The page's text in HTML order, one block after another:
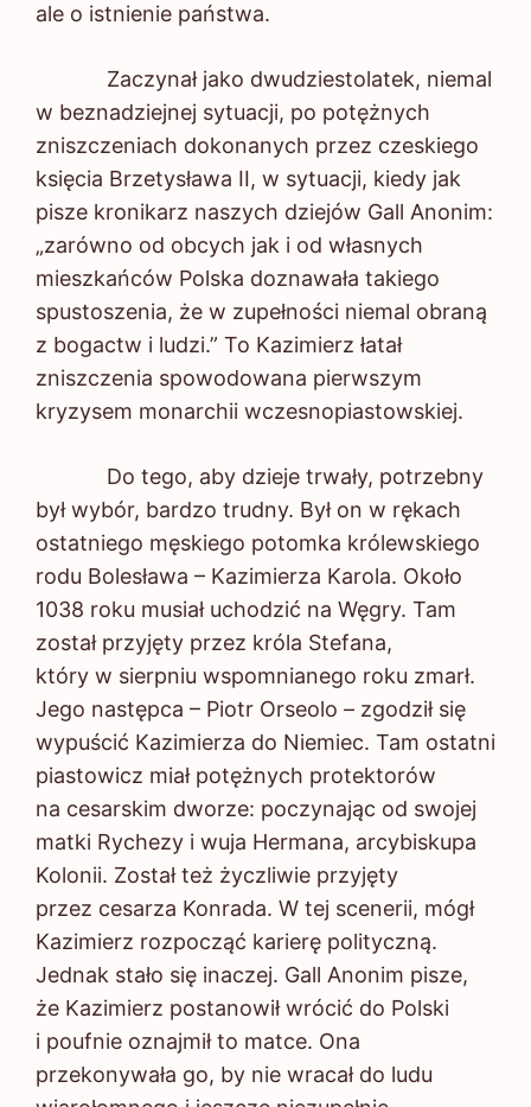
ale o istnienie państwa.
Zaczynał jako dwudziestolatek, niemal
w beznadziejnej sytuacji, po potężnych
zniszczeniach dokonanych przez czeskiego
księcia Brzetysława II, w sytuacji, kiedy jak
pisze kronikarz naszych dziejów Gall Anonim:
„zarówno od obcych jak i od własnych
mieszkańców Polska doznawała takiego
spustoszenia, że w zupełności niemal obraną
z bogactw i ludzi.” To Kazimierz łatał
zniszczenia spowodowana pierwszym
kryzysem monarchii wczesnopiastowskiej.
Do tego, aby dzieje trwały, potrzebny
był wybór, bardzo trudny. Był on w rękach
ostatniego męskiego potomka królewskiego
rodu Bolesława – Kazimierza Karola. Około
1038 roku musiał uchodzić na Węgry. Tam
został przyjęty przez króla Stefana,
który w sierpniu wspomnianego roku zmarł.
Jego następca – Piotr Orseolo – zgodził się
wypuścić Kazimierza do Niemiec. Tam ostatni
piastowicz miał potężnych protektorów
na cesarskim dworze: poczynając od swojej
matki Rychezy i wuja Hermana, arcybiskupa
Kolonii. Został też życzliwie przyjęty
przez cesarza Konrada. W tej scenerii, mógł
Kazimierz rozpocząć karierę polityczną.
Jednak stało się inaczej. Gall Anonim pisze,
że Kazimierz postanowił wrócić do Polski
i poufnie oznajmił to matce. Ona
przekonywała go, by nie wracał do ludu